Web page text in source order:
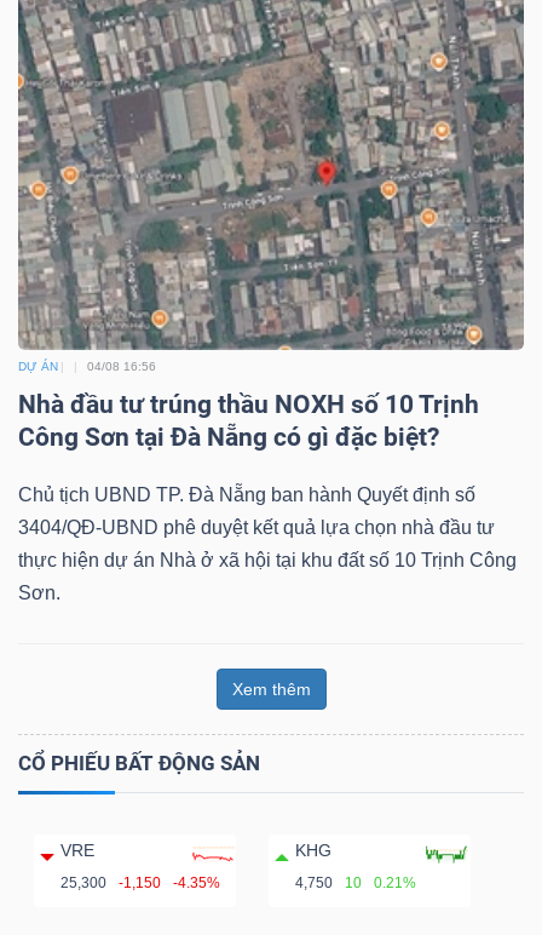
DỰ ÁN 04/08 16:56
Nhà đầu tư trúng thầu NOXH số 10 Trịnh
Công Sơn tại Đà Nẵng có gì đặc biệt?
Chủ tịch UBND TP. Đà Nẵng ban hành Quyết định số
3404/QĐ-UBND phê duyệt kết quả lựa chọn nhà đầu tư
thực hiện dự án Nhà ở xã hội tại khu đất số 10 Trịnh Công
Sơn.
Xem thêm
CỔ PHIẾU BẤT ĐỘNG SẢN
VRE
25,300 -1,150 -4.35%
KHG
4,750 10 0.21%